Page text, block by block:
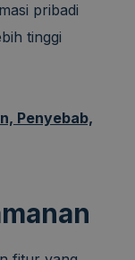
pribadi
tinggi
Penyebab,